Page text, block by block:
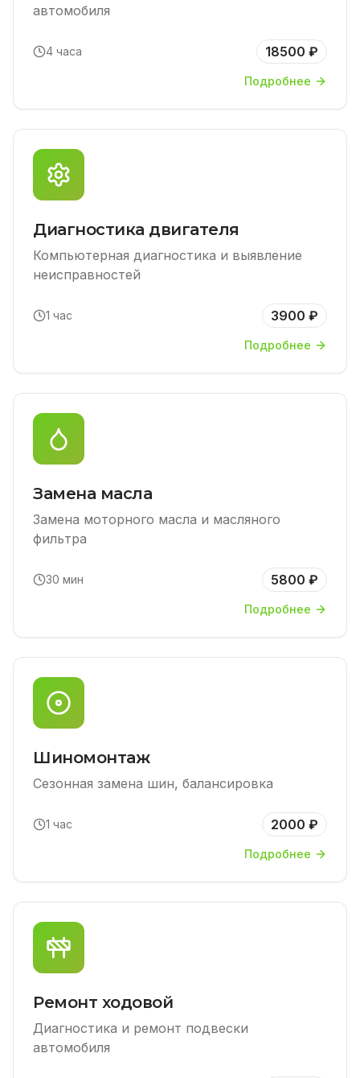
автомобиля
4 часа 18500 ₽
Подробнее
Диагностика двигателя
Компьютерная диагностика и выявление
неисправностей
1 час 3900 ₽
Подробнее
Замена масла
Замена моторного масла и масляного
фильтра
30 мин 5800 ₽
Подробнее
Шиномонтаж
Сезонная замена шин, балансировка
1 час 2000 ₽
Подробнее
Ремонт ходовой
Диагностика и ремонт подвески
автомобиля